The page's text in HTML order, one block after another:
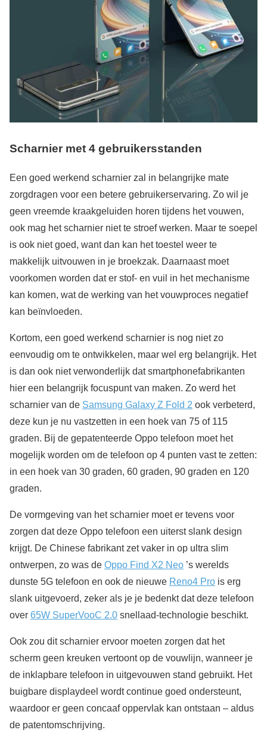
Scharnier met 4 gebruikersstanden
Een goed werkend scharnier zal in belangrijke mate
zorgdragen voor een betere gebruikerservaring. Zo wil je
geen vreemde kraakgeluiden horen tijdens het vouwen,
ook mag het scharnier niet te stroef werken. Maar te soepel
is ook niet goed, want dan kan het toestel weer te
makkelijk uitvouwen in je broekzak. Daarnaast moet
voorkomen worden dat er stof- en vuil in het mechanisme
kan komen, wat de werking van het vouwproces negatief
kan beïnvloeden.
Kortom, een goed werkend scharnier is nog niet zo
eenvoudig om te ontwikkelen, maar wel erg belangrijk. Het
is dan ook niet verwonderlijk dat smartphonefabrikanten
hier een belangrijk focuspunt van maken. Zo werd het
scharnier van de Samsung Galaxy Z Fold 2 ook verbeterd,
deze kun je nu vastzetten in een hoek van 75 of 115
graden. Bij de gepatenteerde Oppo telefoon moet het
mogelijk worden om de telefoon op 4 punten vast te zetten:
in een hoek van 30 graden, 60 graden, 90 graden en 120
graden.
De vormgeving van het scharnier moet er tevens voor
zorgen dat deze Oppo telefoon een uiterst slank design
krijgt. De Chinese fabrikant zet vaker in op ultra slim
ontwerpen, zo was de Oppo Find X2 Neo ’s werelds
dunste 5G telefoon en ook de nieuwe Reno4 Pro is erg
slank uitgevoerd, zeker als je je bedenkt dat deze telefoon
over 65W SuperVooC 2.0 snellaad-technologie beschikt.
Ook zou dit scharnier ervoor moeten zorgen dat het
scherm geen kreuken vertoont op de vouwlijn, wanneer je
de inklapbare telefoon in uitgevouwen stand gebruikt. Het
buigbare displaydeel wordt continue goed ondersteunt,
waardoor er geen concaaf oppervlak kan ontstaan – aldus
de patentomschrijving.